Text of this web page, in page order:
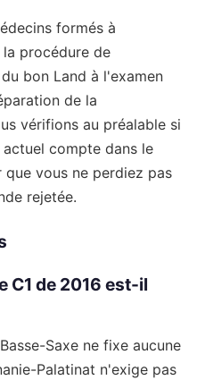
formés à
procédure de
bon Land à l'examen
de la
vérifions au préalable si
compte dans le
vous ne perdiez pas
rejetée.
C1 de 2016 est-il
Saxe ne fixe aucune
Palatinat n'exige pas